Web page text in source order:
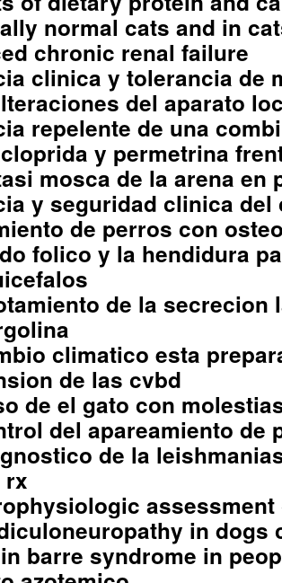
normal cats and in
chronic renal failure
clinica y tolerancia de
del aparato
repelente de una
y permetrina
mosca de la arena en
y seguridad clinica del
de perros con
folico y la hendidura
de la secrecion
climatico esta
de las cvbd
de el gato con
del apareamiento de
de la
rx
assessment
in dogs
barre syndrome in